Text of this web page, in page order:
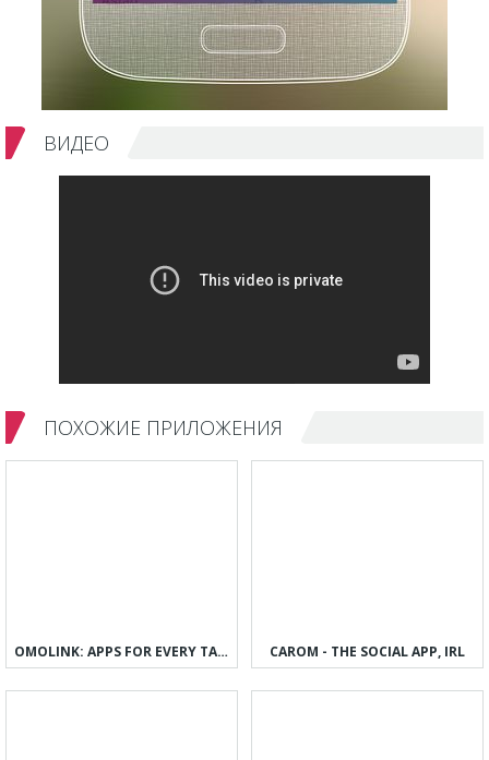
ВИДЕО
ПОХОЖИЕ ПРИЛОЖЕНИЯ
OMOLINK: APPS FOR EVERY TASTE CAROM - THE SOCIAL APP, IRL